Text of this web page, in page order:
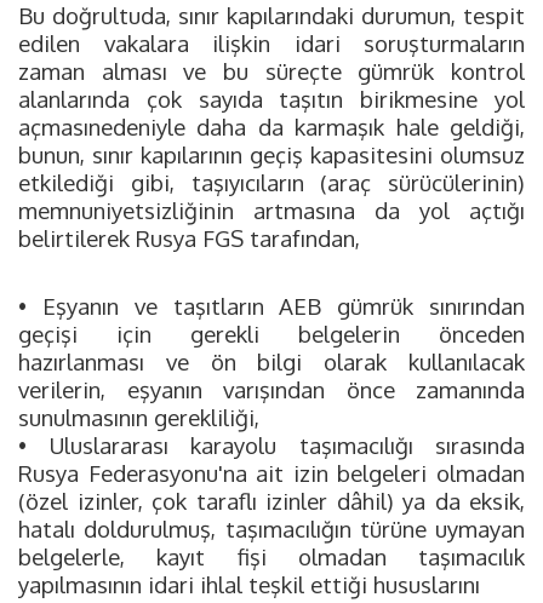
Bu doğrultuda, sınır kapılarındaki durumun, tespit
edilen vakalara ilişkin idari soruşturmaların
zaman alması ve bu süreçte gümrük kontrol
alanlarında çok sayıda taşıtın birikmesine yol
açmasınedeniyle daha da karmaşık hale geldiği,
bunun, sınır kapılarının geçiş kapasitesini olumsuz
etkilediği gibi, taşıyıcıların (araç sürücülerinin)
memnuniyetsizliğinin artmasına da yol açtığı
belirtilerek Rusya FGS tarafından,
• Eşyanın ve taşıtların AEB gümrük sınırından
geçişi için gerekli belgelerin önceden
hazırlanması ve ön bilgi olarak kullanılacak
verilerin, eşyanın varışından önce zamanında
sunulmasının gerekliliği,
• Uluslararası karayolu taşımacılığı sırasında
Rusya Federasyonu'na ait izin belgeleri olmadan
(özel izinler, çok taraflı izinler dâhil) ya da eksik,
hatalı doldurulmuş, taşımacılığın türüne uymayan
belgelerle, kayıt fişi olmadan taşımacılık
yapılmasının idari ihlal teşkil ettiği hususlarını